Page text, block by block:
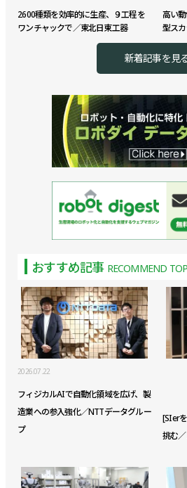
2600種類を効率的に生産、９工程を
ワンチャックで／東北日東工器
高い
型ス
新着記事を見
おすすめ記事 RECOMMEND
2026.07.22
フィジカルAIで自動化領域を広げ、製
造業への参入強化／NTTデータグルー
プ
[SIer
挑む